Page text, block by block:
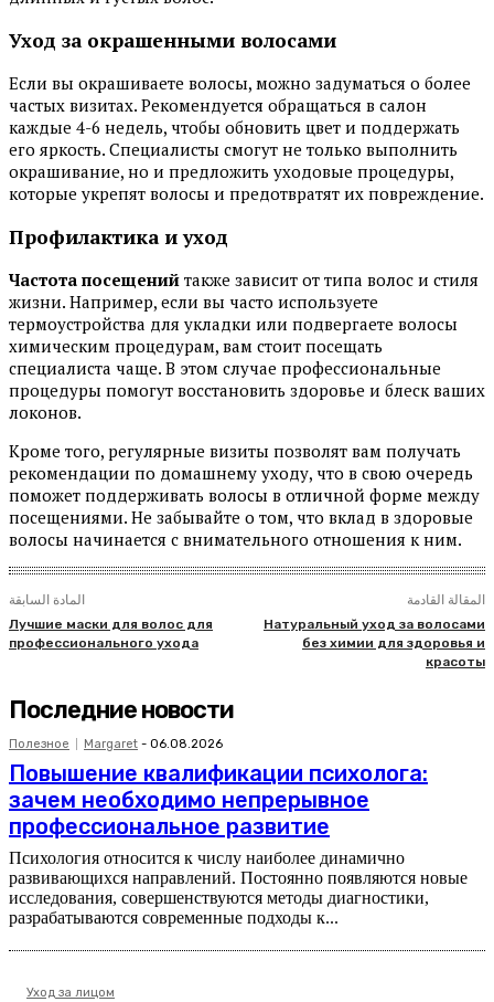
Уход за окрашенными волосами
Если вы окрашиваете волосы, можно задуматься о более
частых визитах. Рекомендуется обращаться в салон
каждые 4-6 недель, чтобы обновить цвет и поддержать
его яркость. Специалисты смогут не только выполнить
окрашивание, но и предложить уходовые процедуры,
которые укрепят волосы и предотвратят их повреждение.
Профилактика и уход
Частота посещений также зависит от типа волос и стиля
жизни. Например, если вы часто используете
термоустройства для укладки или подвергаете волосы
химическим процедурам, вам стоит посещать
специалиста чаще. В этом случае профессиональные
процедуры помогут восстановить здоровье и блеск ваших
локонов.
Кроме того, регулярные визиты позволят вам получать
рекомендации по домашнему уходу, что в свою очередь
поможет поддерживать волосы в отличной форме между
посещениями. Не забывайте о том, что вклад в здоровые
волосы начинается с внимательного отношения к ним.
المادة السابقة
Лучшие маски для волос для
профессионального ухода
المقالة القادمة
Натуральный уход за волосами
без химии для здоровья и
красоты
Последние новости
Полезное Margaret - 06.08.2026
Повышение квалификации психолога:
зачем необходимо непрерывное
профессиональное развитие
Психология относится к числу наиболее динамично
развивающихся направлений. Постоянно появляются новые
исследования, совершенствуются методы диагностики,
разрабатываются современные подходы к...
Уход за лицом